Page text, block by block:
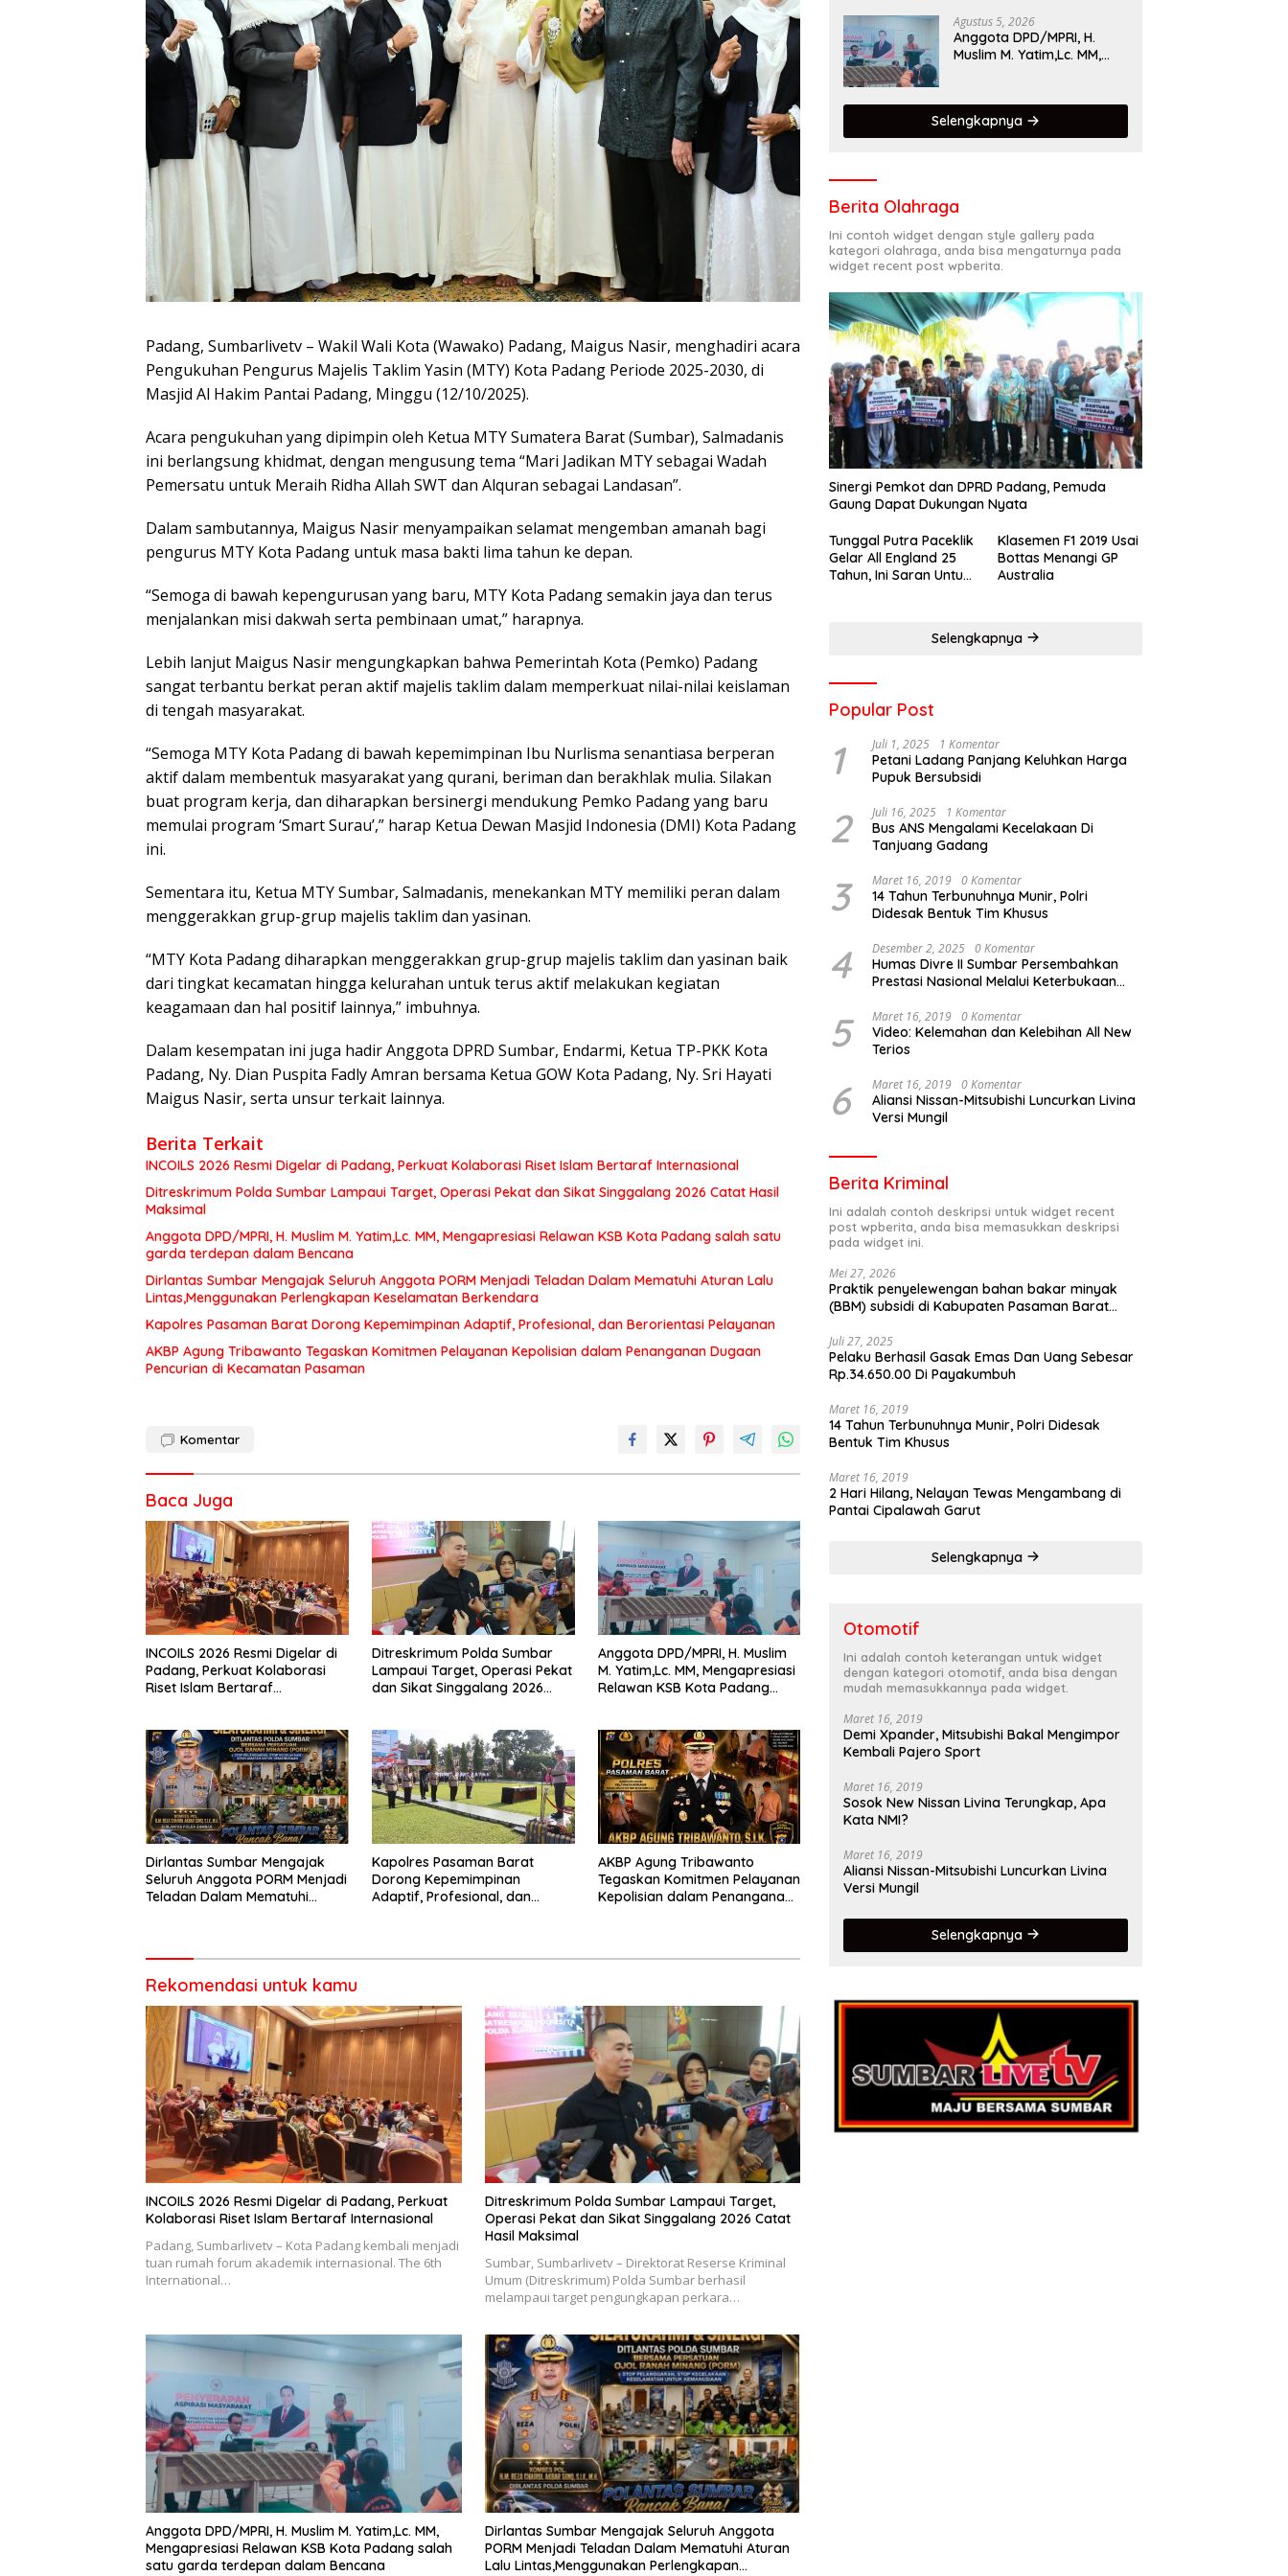
Padang, Sumbarlivetv – Wakil Wali Kota (Wawako) Padang, Maigus Nasir, menghadiri acara
Pengukuhan Pengurus Majelis Taklim Yasin (MTY) Kota Padang Periode 2025-2030, di
Masjid Al Hakim Pantai Padang, Minggu (12/10/2025).
Acara pengukuhan yang dipimpin oleh Ketua MTY Sumatera Barat (Sumbar), Salmadanis
ini berlangsung khidmat, dengan mengusung tema “Mari Jadikan MTY sebagai Wadah
Pemersatu untuk Meraih Ridha Allah SWT dan Alquran sebagai Landasan”.
Dalam sambutannya, Maigus Nasir menyampaikan selamat mengemban amanah bagi
pengurus MTY Kota Padang untuk masa bakti lima tahun ke depan.
“Semoga di bawah kepengurusan yang baru, MTY Kota Padang semakin jaya dan terus
menjalankan misi dakwah serta pembinaan umat,” harapnya.
Lebih lanjut Maigus Nasir mengungkapkan bahwa Pemerintah Kota (Pemko) Padang
sangat terbantu berkat peran aktif majelis taklim dalam memperkuat nilai-nilai keislaman
di tengah masyarakat.
“Semoga MTY Kota Padang di bawah kepemimpinan Ibu Nurlisma senantiasa berperan
aktif dalam membentuk masyarakat yang qurani, beriman dan berakhlak mulia. Silakan
buat program kerja, dan diharapkan bersinergi mendukung Pemko Padang yang baru
memulai program ‘Smart Surau’,” harap Ketua Dewan Masjid Indonesia (DMI) Kota Padang
ini.
Sementara itu, Ketua MTY Sumbar, Salmadanis, menekankan MTY memiliki peran dalam
menggerakkan grup-grup majelis taklim dan yasinan.
“MTY Kota Padang diharapkan menggerakkan grup-grup majelis taklim dan yasinan baik
dari tingkat kecamatan hingga kelurahan untuk terus aktif melakukan kegiatan
keagamaan dan hal positif lainnya,” imbuhnya.
Dalam kesempatan ini juga hadir Anggota DPRD Sumbar, Endarmi, Ketua TP-PKK Kota
Padang, Ny. Dian Puspita Fadly Amran bersama Ketua GOW Kota Padang, Ny. Sri Hayati
Maigus Nasir, serta unsur terkait lainnya.
Berita Terkait
INCOILS 2026 Resmi Digelar di Padang, Perkuat Kolaborasi Riset Islam Bertaraf Internasional
Ditreskrimum Polda Sumbar Lampaui Target, Operasi Pekat dan Sikat Singgalang 2026 Catat Hasil
Maksimal
Anggota DPD/MPRI, H. Muslim M. Yatim,Lc. MM, Mengapresiasi Relawan KSB Kota Padang salah satu
garda terdepan dalam Bencana
Dirlantas Sumbar Mengajak Seluruh Anggota PORM Menjadi Teladan Dalam Mematuhi Aturan Lalu
Lintas,Menggunakan Perlengkapan Keselamatan Berkendara
Kapolres Pasaman Barat Dorong Kepemimpinan Adaptif, Profesional, dan Berorientasi Pelayanan
AKBP Agung Tribawanto Tegaskan Komitmen Pelayanan Kepolisian dalam Penanganan Dugaan
Pencurian di Kecamatan Pasaman
Komentar
Baca Juga
INCOILS 2026 Resmi Digelar di
Padang, Perkuat Kolaborasi
Riset Islam Bertaraf
Ditreskrimum Polda Sumbar
Lampaui Target, Operasi Pekat
dan Sikat Singgalang 2026
Anggota DPD/MPRI, H. Muslim
M. Yatim,Lc. MM, Mengapresiasi
Relawan KSB Kota Padang
Dirlantas Sumbar Mengajak
Seluruh Anggota PORM Menjadi
Teladan Dalam Mematuhi
Berkendara
Kapolres Pasaman Barat
Dorong Kepemimpinan
Adaptif, Profesional, dan
AKBP Agung Tribawanto
Tegaskan Komitmen Pelayanan
Kepolisian dalam Penanganan
Rekomendasi untuk kamu
INCOILS 2026 Resmi Digelar di Padang, Perkuat
Kolaborasi Riset Islam Bertaraf Internasional
Padang, Sumbarlivetv – Kota Padang kembali menjadi
tuan rumah forum akademik internasional. The 6th
International…
Ditreskrimum Polda Sumbar Lampaui Target,
Operasi Pekat dan Sikat Singgalang 2026 Catat
Hasil Maksimal
Sumbar, Sumbarlivetv – Direktorat Reserse Kriminal
Umum (Ditreskrimum) Polda Sumbar berhasil
melampaui target pengungkapan perkara…
Anggota DPD/MPRI, H. Muslim M. Yatim,Lc. MM,
Mengapresiasi Relawan KSB Kota Padang salah
satu garda terdepan dalam Bencana
Dirlantas Sumbar Mengajak Seluruh Anggota
PORM Menjadi Teladan Dalam Mematuhi Aturan
Lalu Lintas,Menggunakan Perlengkapan
Hasil Maksimal
Agustus 5, 2026
Anggota DPD/MPRI, H.
Muslim M. Yatim,Lc. MM,
satu garda terdepan
dalam Bencana
Selengkapnya
Berita Olahraga
Ini contoh widget dengan style gallery pada
kategori olahraga, anda bisa mengaturnya pada
widget recent post wpberita.
Sinergi Pemkot dan DPRD Padang, Pemuda
Gaung Dapat Dukungan Nyata
Tunggal Putra Paceklik
Gelar All England 25
Tahun, Ini Saran Untuk
Klasemen F1 2019 Usai
Bottas Menangi GP
Australia
Selengkapnya
Popular Post
1 Juli 1, 2025 1 Komentar
Petani Ladang Panjang Keluhkan Harga
Pupuk Bersubsidi
2 Juli 16, 2025 1 Komentar
Bus ANS Mengalami Kecelakaan Di
Tanjuang Gadang
3 Maret 16, 2019 0 Komentar
14 Tahun Terbunuhnya Munir, Polri
Didesak Bentuk Tim Khusus
4 Desember 2, 2025 0 Komentar
Humas Divre II Sumbar Persembahkan
Prestasi Nasional Melalui Keterbukaan
5 Maret 16, 2019 0 Komentar
Video: Kelemahan dan Kelebihan All New
Terios
6 Maret 16, 2019 0 Komentar
Aliansi Nissan-Mitsubishi Luncurkan Livina
Versi Mungil
Berita Kriminal
Ini adalah contoh deskripsi untuk widget recent
post wpberita, anda bisa memasukkan deskripsi
pada widget ini.
Mei 27, 2026
Praktik penyelewengan bahan bakar minyak
(BBM) subsidi di Kabupaten Pasaman Barat
Juli 27, 2025
Pelaku Berhasil Gasak Emas Dan Uang Sebesar
Rp.34.650.00 Di Payakumbuh
Maret 16, 2019
14 Tahun Terbunuhnya Munir, Polri Didesak
Bentuk Tim Khusus
Maret 16, 2019
2 Hari Hilang, Nelayan Tewas Mengambang di
Pantai Cipalawah Garut
Selengkapnya
Otomotif
Ini adalah contoh keterangan untuk widget
dengan kategori otomotif, anda bisa dengan
mudah memasukkannya pada widget.
Maret 16, 2019
Demi Xpander, Mitsubishi Bakal Mengimpor
Kembali Pajero Sport
Maret 16, 2019
Sosok New Nissan Livina Terungkap, Apa
Kata NMI?
Maret 16, 2019
Aliansi Nissan-Mitsubishi Luncurkan Livina
Versi Mungil
Selengkapnya